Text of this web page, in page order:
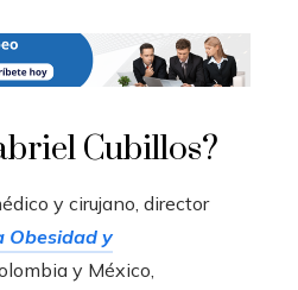
Cubillos?
y cirujano, director
Obesidad y
y México,